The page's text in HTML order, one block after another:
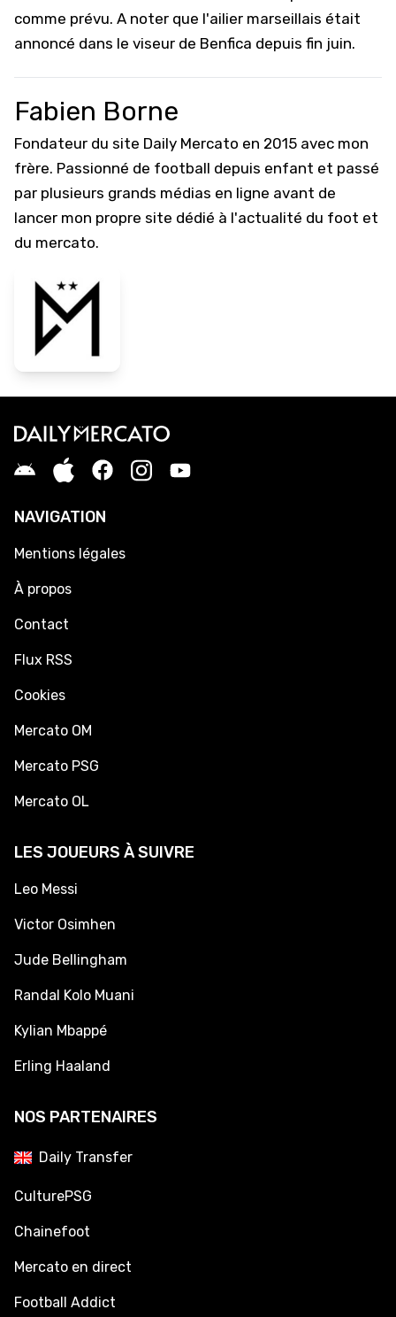
comme prévu. A noter que l'ailier marseillais était
annoncé dans le viseur de Benfica depuis fin juin.
Fabien Borne
Fondateur du site Daily Mercato en 2015 avec mon
frère. Passionné de football depuis enfant et passé
par plusieurs grands médias en ligne avant de
lancer mon propre site dédié à l'actualité du foot et
du mercato.
NAVIGATION
Mentions légales
À propos
Contact
Flux RSS
Cookies
Mercato OM
Mercato PSG
Mercato OL
LES JOUEURS À SUIVRE
Leo Messi
Victor Osimhen
Jude Bellingham
Randal Kolo Muani
Kylian Mbappé
Erling Haaland
NOS PARTENAIRES
Daily Transfer
CulturePSG
Chainefoot
Mercato en direct
Football Addict